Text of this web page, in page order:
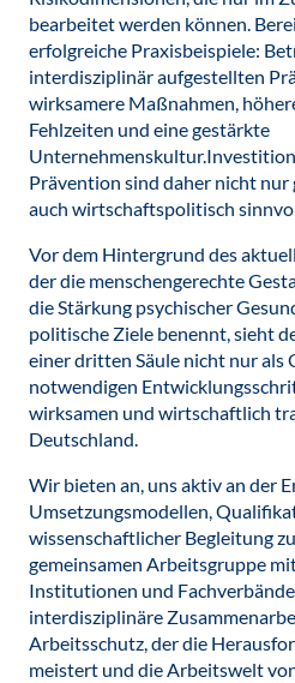
bearbeitet werden können.
erfolgreiche Praxisbeispiele:
interdisziplinär aufgestellten
wirksamere Maßnahmen,
Fehlzeiten und eine gestärkte
Prävention sind daher nicht nur
auch wirtschaftspolitisch
Vor dem Hintergrund des
der die menschengerechte
die Stärkung psychischer
politische Ziele benennt, sieht
einer dritten Säule nicht nur als
notwendigen
wirksamen und wirtschaftlich
Deutschland.
Wir bieten an, uns aktiv an der
Umsetzungsmodellen,
wissenschaftlicher Begleitung
gemeinsamen Arbeitsgruppe
Institutionen und
interdisziplinäre
Arbeitsschutz, der die
meistert und die Arbeitswelt